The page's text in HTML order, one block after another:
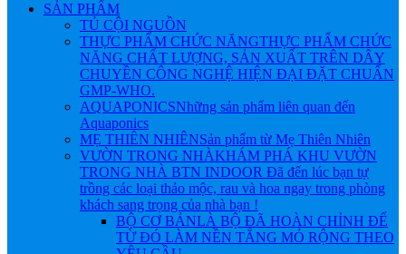
SẢN PHẨM
TỦ CỘI NGUỒN
THỰC PHẨM CHỨC NĂNGTHỰC PHẨM CHỨC
NĂNG CHẤT LƯỢNG, SẢN XUẤT TRÊN DÂY
CHUYỀN CÔNG NGHỆ HIỆN ĐẠI ĐẶT CHUẨN
GMP-WHO.
AQUAPONICSNhững sản phẩm liên quan đến
Aquaponics
MẸ THIÊN NHIÊNSản phẩm từ Mẹ Thiên Nhiên
VƯỜN TRONG NHÀKHÁM PHÁ KHU VƯỜN
TRONG NHÀ BTN INDOOR Đã đến lúc bạn tự
trồng các loại thảo mộc, rau và hoa ngay trong phòng
khách sang trọng của nhà bạn !
BỘ CƠ BẢNLÀ BỘ ĐÃ HOÀN CHỈNH ĐỂ
TỪ ĐÓ LÀM NỀN TẲNG MỎ RỘNG THEO